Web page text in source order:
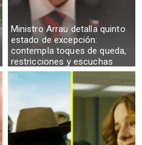
Ministro Arrau detalla quinto
estado de excepción:
contempla toques de queda,
restricciones y escuchas
telefónicas en zonas críticas